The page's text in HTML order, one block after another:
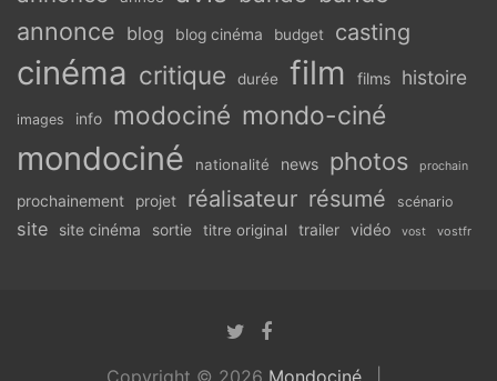
annonce blog blog cinéma budget casting
cinéma critique durée film films histoire
images info modociné mondo-ciné
mondociné nationalité news photos prochain
prochainement projet réalisateur résumé scénario
site site cinéma sortie titre original trailer vidéo vost vostfr